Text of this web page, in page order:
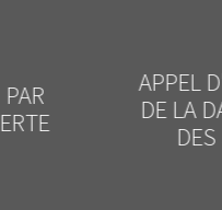
APPEL D'OFFRES -
DE LA DATE
DES